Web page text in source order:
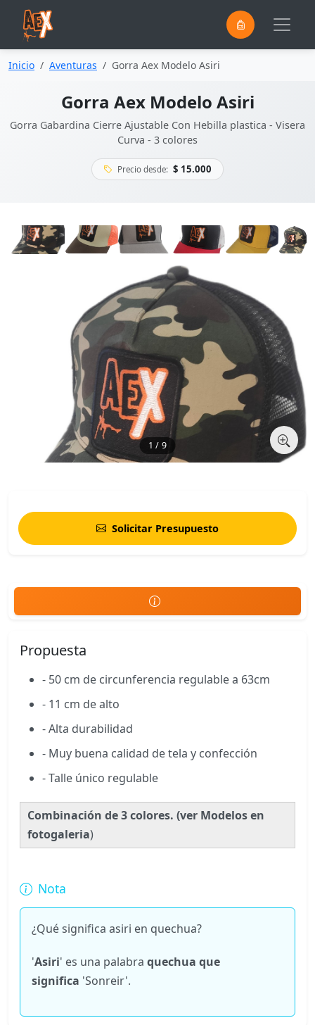
Inicio Aventuras Gorra Aex Modelo Asiri
Gorra Aex Modelo Asiri
Gorra Gabardina Cierre Ajustable Con Hebilla plastica - Visera
Curva - 3 colores
Precio desde: $ 15.000
1 / 9
Solicitar Presupuesto
Propuesta
- 50 cm de circunferencia regulable a 63cm
- 11 cm de alto
- Alta durabilidad
- Muy buena calidad de tela y confección
- Talle único regulable
Combinación de 3 colores. (ver Modelos en
fotogaleria)
Nota
¿Qué significa asiri en quechua?
'Asiri' es una palabra quechua que
significa 'Sonreir'.